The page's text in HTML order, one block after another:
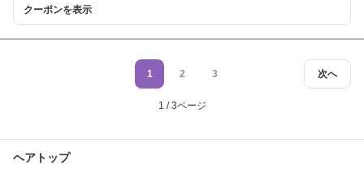
クーポンを表示
次へ
1 2 3
1 / 3ページ
ヘアトップ